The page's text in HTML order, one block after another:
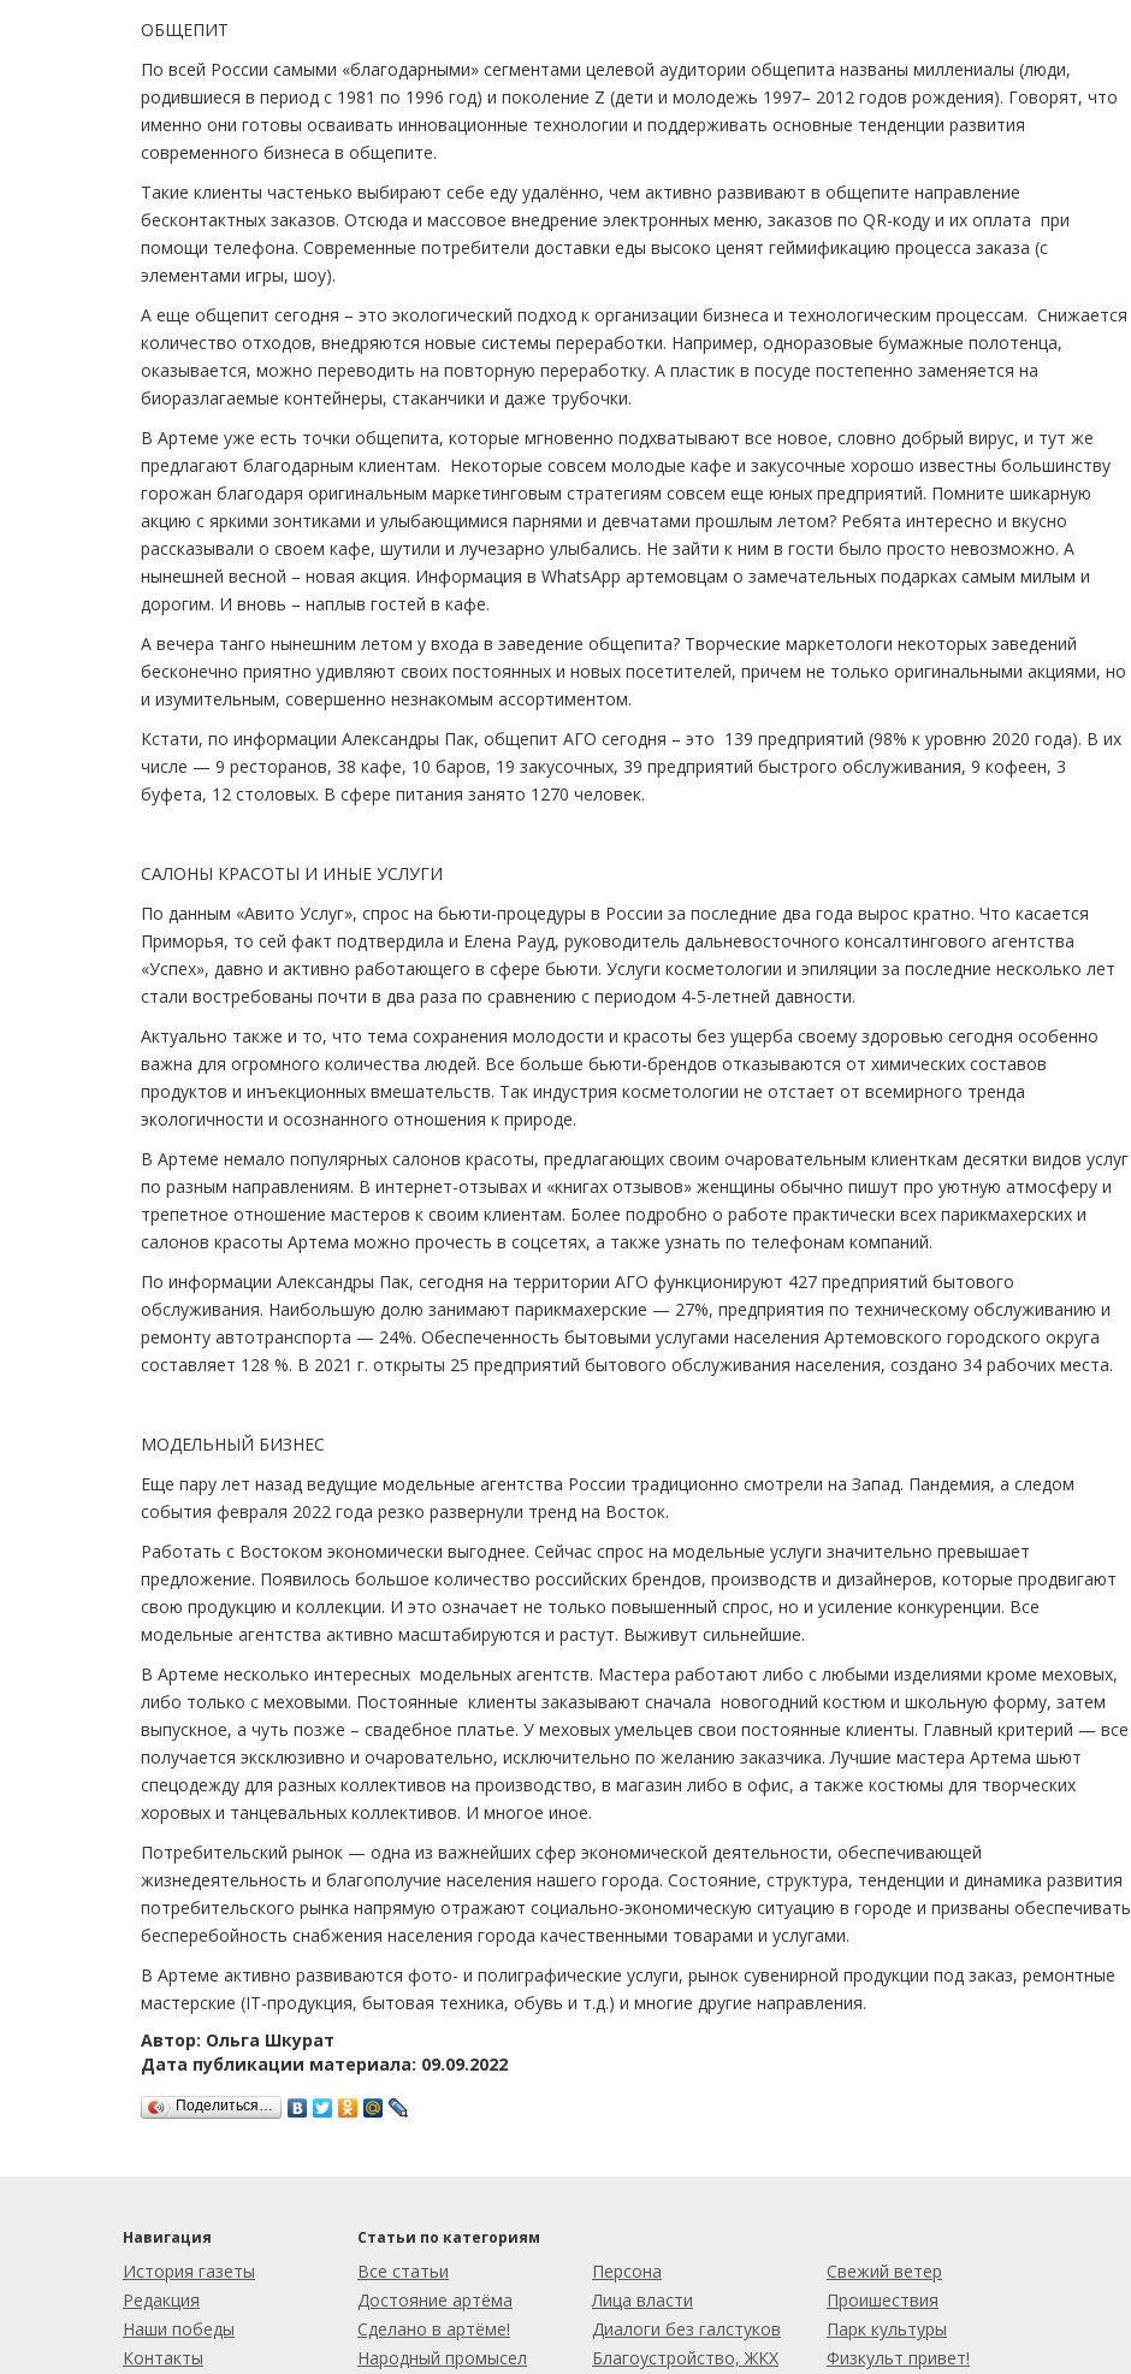
ОБЩЕПИТ
По всей России самыми «благодарными» сегментами целевой аудитории общепита названы миллениалы (люди,
родившиеся в период с 1981 по 1996 год) и поколение Z (дети и молодежь 1997– 2012 годов рождения). Говорят, что
именно они готовы осваивать инновационные технологии и поддерживать основные тенденции развития
современного бизнеса в общепите.
Такие клиенты частенько выбирают себе еду удалённо, чем активно развивают в общепите направление
бесконтактных заказов. Отсюда и массовое внедрение электронных меню, заказов по QR-коду и их оплата при
помощи телефона. Современные потребители доставки еды высоко ценят геймификацию процесса заказа (с
элементами игры, шоу).
А еще общепит сегодня – это экологический подход к организации бизнеса и технологическим процессам. Снижается
количество отходов, внедряются новые системы переработки. Например, одноразовые бумажные полотенца,
оказывается, можно переводить на повторную переработку. А пластик в посуде постепенно заменяется на
биоразлагаемые контейнеры, стаканчики и даже трубочки.
В Артеме уже есть точки общепита, которые мгновенно подхватывают все новое, словно добрый вирус, и тут же
предлагают благодарным клиентам. Некоторые совсем молодые кафе и закусочные хорошо известны большинству
горожан благодаря оригинальным маркетинговым стратегиям совсем еще юных предприятий. Помните шикарную
акцию с яркими зонтиками и улыбающимися парнями и девчатами прошлым летом? Ребята интересно и вкусно
рассказывали о своем кафе, шутили и лучезарно улыбались. Не зайти к ним в гости было просто невозможно. А
нынешней весной – новая акция. Информация в WhatsApp артемовцам о замечательных подарках самым милым и
дорогим. И вновь – наплыв гостей в кафе.
А вечера танго нынешним летом у входа в заведение общепита? Творческие маркетологи некоторых заведений
бесконечно приятно удивляют своих постоянных и новых посетителей, причем не только оригинальными акциями, но
и изумительным, совершенно незнакомым ассортиментом.
Кстати, по информации Александры Пак, общепит АГО сегодня – это 139 предприятий (98% к уровню 2020 года). В их
числе — 9 ресторанов, 38 кафе, 10 баров, 19 закусочных, 39 предприятий быстрого обслуживания, 9 кофеен, 3
буфета, 12 столовых. В сфере питания занято 1270 человек.
САЛОНЫ КРАСОТЫ И ИНЫЕ УСЛУГИ
По данным «Авито Услуг», спрос на бьюти-процедуры в России за последние два года вырос кратно. Что касается
Приморья, то сей факт подтвердила и Елена Рауд, руководитель дальневосточного консалтингового агентства
«Успех», давно и активно работающего в сфере бьюти. Услуги косметологии и эпиляции за последние несколько лет
стали востребованы почти в два раза по сравнению с периодом 4-5-летней давности.
Актуально также и то, что тема сохранения молодости и красоты без ущерба своему здоровью сегодня особенно
важна для огромного количества людей. Все больше бьюти-брендов отказываются от химических составов
продуктов и инъекционных вмешательств. Так индустрия косметологии не отстает от всемирного тренда
экологичности и осознанного отношения к природе.
В Артеме немало популярных салонов красоты, предлагающих своим очаровательным клиенткам десятки видов услуг
по разным направлениям. В интернет-отзывах и «книгах отзывов» женщины обычно пишут про уютную атмосферу и
трепетное отношение мастеров к своим клиентам. Более подробно о работе практически всех парикмахерских и
салонов красоты Артема можно прочесть в соцсетях, а также узнать по телефонам компаний.
По информации Александры Пак, сегодня на территории АГО функционируют 427 предприятий бытового
обслуживания. Наибольшую долю занимают парикмахерские — 27%, предприятия по техническому обслуживанию и
ремонту автотранспорта — 24%. Обеспеченность бытовыми услугами населения Артемовского городского округа
составляет 128 %. В 2021 г. открыты 25 предприятий бытового обслуживания населения, создано 34 рабочих места.
МОДЕЛЬНЫЙ БИЗНЕС
Еще пару лет назад ведущие модельные агентства России традиционно смотрели на Запад. Пандемия, а следом
события февраля 2022 года резко развернули тренд на Восток.
Работать с Востоком экономически выгоднее. Сейчас спрос на модельные услуги значительно превышает
предложение. Появилось большое количество российских брендов, производств и дизайнеров, которые продвигают
свою продукцию и коллекции. И это означает не только повышенный спрос, но и усиление конкуренции. Все
модельные агентства активно масштабируются и растут. Выживут сильнейшие.
В Артеме несколько интересных модельных агентств. Мастера работают либо с любыми изделиями кроме меховых,
либо только с меховыми. Постоянные клиенты заказывают сначала новогодний костюм и школьную форму, затем
выпускное, а чуть позже – свадебное платье. У меховых умельцев свои постоянные клиенты. Главный критерий — все
получается эксклюзивно и очаровательно, исключительно по желанию заказчика. Лучшие мастера Артема шьют
спецодежду для разных коллективов на производство, в магазин либо в офис, а также костюмы для творческих
хоровых и танцевальных коллективов. И многое иное.
Потребительский рынок — одна из важнейших сфер экономической деятельности, обеспечивающей
жизнедеятельность и благополучие населения нашего города. Состояние, структура, тенденции и динамика развития
потребительского рынка напрямую отражают социально-экономическую ситуацию в городе и призваны обеспечивать
бесперебойность снабжения населения города качественными товарами и услугами.
В Артеме активно развиваются фото- и полиграфические услуги, рынок сувенирной продукции под заказ, ремонтные
мастерские (IT-продукция, бытовая техника, обувь и т.д.) и многие другие направления.
Автор: Ольга Шкурат
Дата публикации материала: 09.09.2022
Поделиться…
Навигация
История газеты
Редакция
Наши победы
Контакты
Статьи по категориям
Все статьи
Достояние артёма
Сделано в артёме!
Народный промысел
Персона
Лица власти
Диалоги без галстуков
Благоустройство, ЖКХ
Свежий ветер
Проишествия
Парк культуры
Физкульт привет!